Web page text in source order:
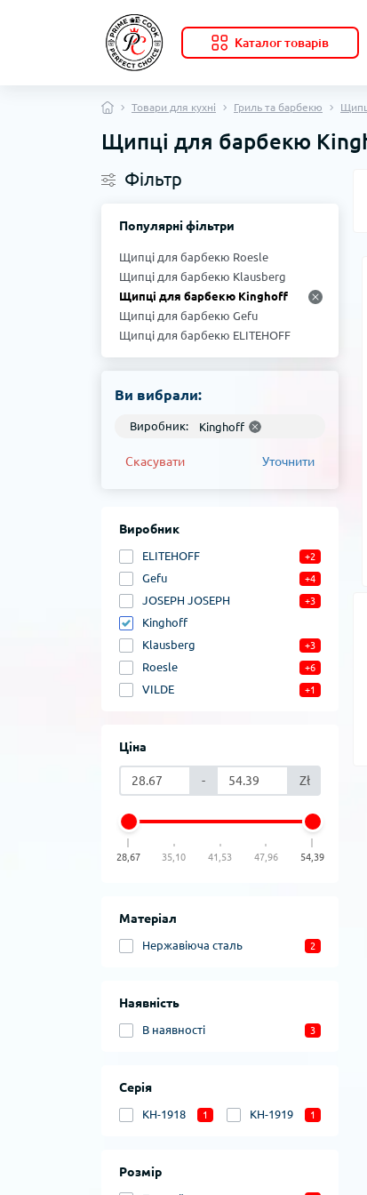
Каталог товарів
Товари для кухні Гриль та барбекю
Щипці для барбекю
Фільтр
Популярні фільтри
Щипці для барбекю Roesle
Щипці для барбекю Klausberg
Щипці для барбекю Kinghoff
Щипці для барбекю Gefu
Щипці для барбекю ELITEHOFF
Ви вибрали:
Виробник: Kinghoff
Скасувати Уточнити
Виробник
ELITEHOFF +2
Gefu +4
JOSEPH JOSEPH +3
Kinghoff
Klausberg
+3
Roesle +6
VILDE +1
Ціна
- Zł
28,67 35,10 41,53 47,96 54,39
Матеріал
Нержавіюча сталь 2
Наявність
В наявності 3
Серія
KH-1918 1 KH-1919 1
Розмір